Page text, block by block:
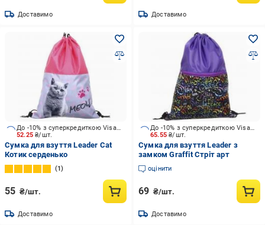
Доставимо Доставимо
52.25₴/шт.
До -10% з суперкредиткою Visa Вигода
Сумка для взуття Leader Cat
Котик серденько
1
55 ₴/шт.
Доставимо
65.55₴/шт.
До -10% з суперкредиткою Visa Вигода
Сумка для взуття Leader з
замком Graffit Стріт арт
оцінити
69 ₴/шт.
Доставимо